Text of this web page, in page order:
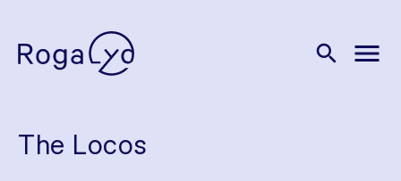
search menu
The Locos